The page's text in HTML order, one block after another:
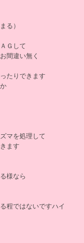
る）
Ｇして
間違い無く
たりできます
マを処理して
ます
様なら
程ではないですハイ